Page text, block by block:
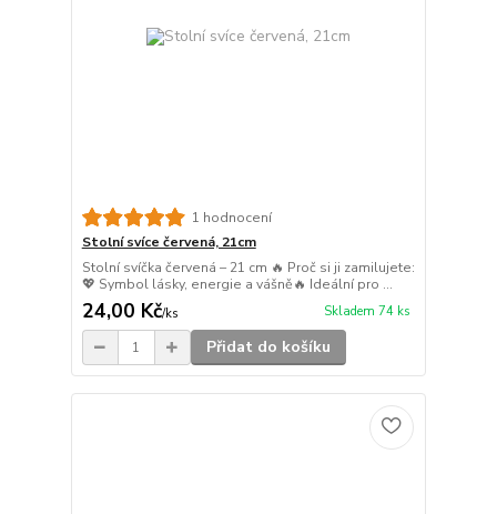
1 hodnocení
Stolní svíce červená, 21cm
Stolní svíčka červená – 21 cm 🔥 Proč si ji zamilujete:
💖 Symbol lásky, energie a vášně🔥 Ideální pro ...
24,00 Kč/ks Skladem 74 ks
Přidat do košíku